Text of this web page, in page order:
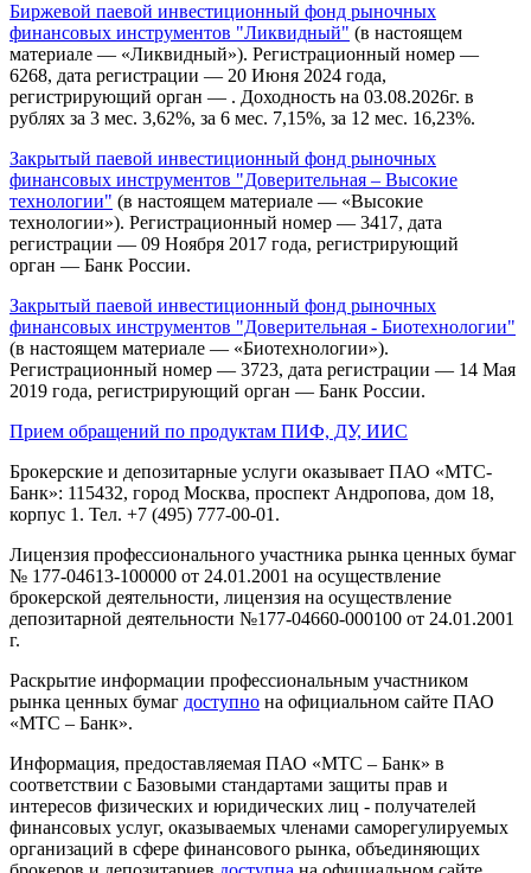
Биржевой паевой инвестиционный фонд рыночных
финансовых инструментов "Ликвидный" (в настоящем
материале — «Ликвидный»). Регистрационный номер —
6268, дата регистрации — 20 Июня 2024 года,
регистрирующий орган — . Доходность на 03.08.2026г. в
рублях за 3 мес. 3,62%, за 6 мес. 7,15%, за 12 мес. 16,23%.
Закрытый паевой инвестиционный фонд рыночных
финансовых инструментов "Доверительная – Высокие
технологии" (в настоящем материале — «Высокие
технологии»). Регистрационный номер — 3417, дата
регистрации — 09 Ноября 2017 года, регистрирующий
орган — Банк России.
Закрытый паевой инвестиционный фонд рыночных
финансовых инструментов "Доверительная - Биотехнологии"
(в настоящем материале — «Биотехнологии»).
Регистрационный номер — 3723, дата регистрации — 14 Мая
2019 года, регистрирующий орган — Банк России.
Прием обращений по продуктам ПИФ, ДУ, ИИС
Брокерские и депозитарные услуги оказывает ПАО «МТС-
Банк»: 115432, город Москва, проспект Андропова, дом 18,
корпус 1. Тел. +7 (495) 777-00-01.
Лицензия профессионального участника рынка ценных бумаг
№ 177-04613-100000 от 24.01.2001 на осуществление
брокерской деятельности, лицензия на осуществление
депозитарной деятельности №177-04660-000100 от 24.01.2001
г.
Раскрытие информации профессиональным участником
рынка ценных бумаг доступно на официальном сайте ПАО
«МТС – Банк».
Информация, предоставляемая ПАО «МТС – Банк» в
соответствии с Базовыми стандартами защиты прав и
интересов физических и юридических лиц - получателей
финансовых услуг, оказываемых членами саморегулируемых
организаций в сфере финансового рынка, объединяющих